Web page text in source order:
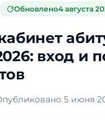
Обновлено4 августа
вход и
5 июня